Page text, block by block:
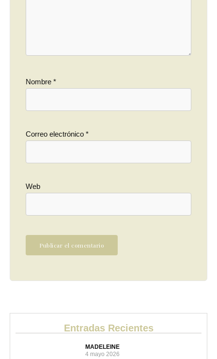
Nombre *
Correo electrónico *
Web
Entradas Recientes
MADELEINE
4 mayo 2026